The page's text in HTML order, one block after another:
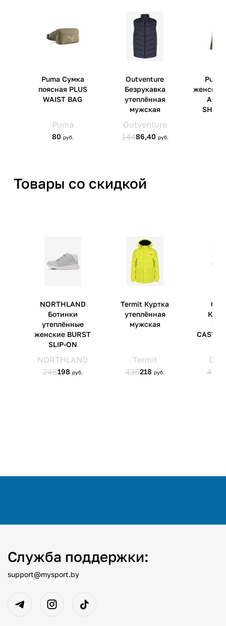
Вьетнам
Артикул производителя DJ5968-040
ООО 'Бренд Холдер' 220005 г.
д.58
Товары со скидкой
Служба поддержки:
support@mysport.by